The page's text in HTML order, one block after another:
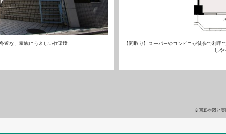
近な、家族にうれしい住環境。
【間取り】スーパーやコンビニが徒歩で利
しや
※写真や図と実